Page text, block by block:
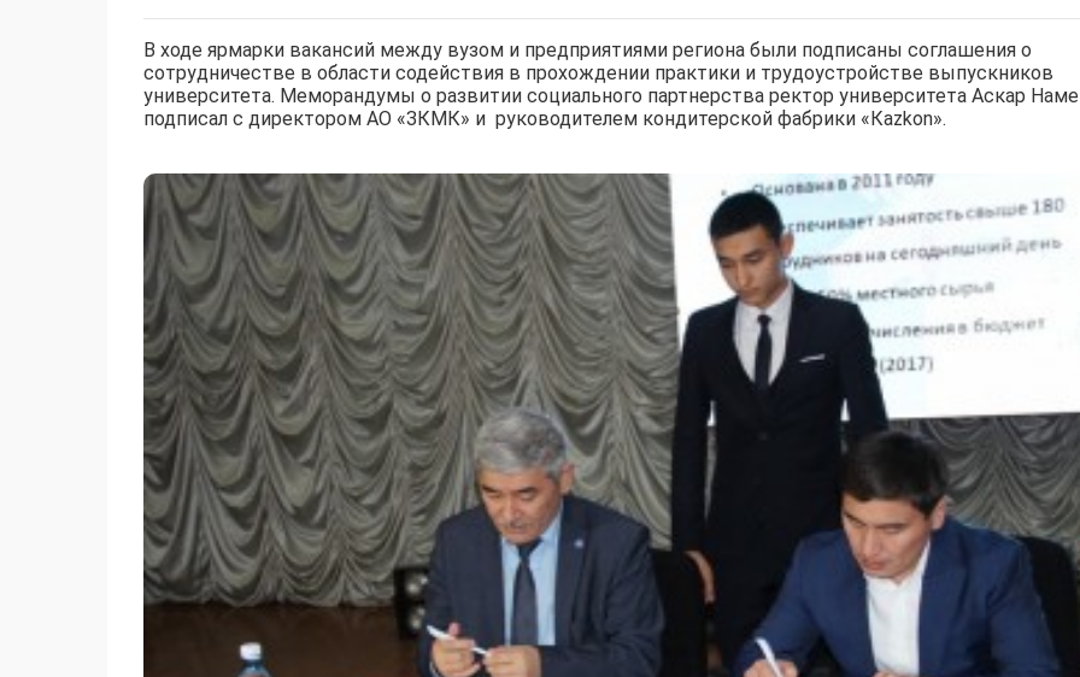
В ходе ярмарки вакансий между вузом и предприятиями региона были подписаны соглашения о
сотрудничестве в области содействия в прохождении практики и трудоустройстве выпускников
университета. Меморандумы о развитии социального партнерства ректор университета Аскар
подписал с директором АО «ЗКМК» и руководителем кондитерской фабрики «Каzkоn».